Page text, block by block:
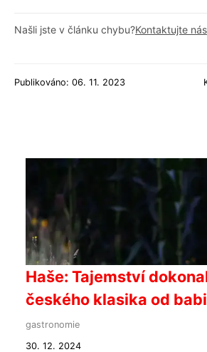
Našli jste v článku chybu?Kontaktujte nás
Publikováno: 06. 11. 2023
Haše: Tajemství
českého klasika od
gastronomie
30. 12. 2024